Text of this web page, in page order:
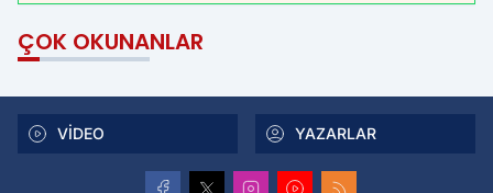
ÇOK OKUNANLAR
VİDEO YAZARLAR